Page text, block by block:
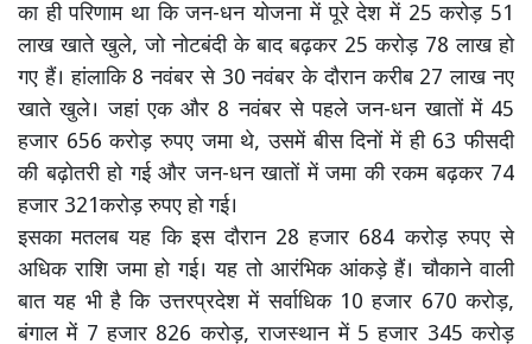
का ही परिणाम था कि जन-धन योजना में पूरे देश में 25 करोड़ 51
लाख खाते खुले, जो नोटबंदी के बाद बढ़कर 25 करोड़ 78 लाख हो
गए हैं। हांलाकि 8 नवंबर से 30 नवंबर के दौरान करीब 27 लाख नए
खाते खुले। जहां एक और 8 नवंबर से पहले जन-धन खातों में 45
हजार 656 करोड़ रुपए जमा थे, उसमें बीस दिनों में ही 63 फीसदी
की बढ़ोतरी हो गई और जन-धन खातों में जमा की रकम बढ़कर 74
हजार 321करोड़ रुपए हो गई।
इसका मतलब यह कि इस दौरान 28 हजार 684 करोड़ रुपए से
अधिक राशि जमा हो गई। यह तो आरंभिक आंकड़े हैं। चौकाने वाली
बात यह भी है कि उत्तरप्रदेश में सर्वाधिक 10 हजार 670 करोड़,
बंगाल में 7 हजार 826 करोड़, राजस्थान में 5 हजार 345 करोड़